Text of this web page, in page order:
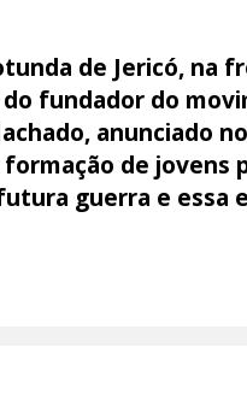
de Jericó, na
do fundador do
anunciado
de jovens
guerra e essa